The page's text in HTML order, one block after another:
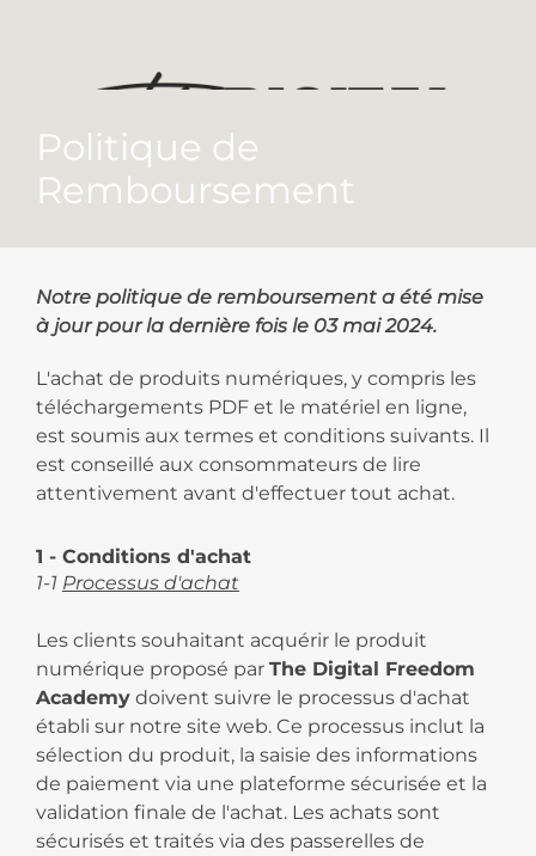
Politique de
Remboursement
Notre politique de remboursement a été mise
à jour pour la dernière fois le 03 mai 2024.
L'achat de produits numériques, y compris les
téléchargements PDF et le matériel en ligne,
est soumis aux termes et conditions suivants. Il
est conseillé aux consommateurs de lire
attentivement avant d'effectuer tout achat.
1 - Conditions d'achat
1-1 Processus d'achat
Les clients souhaitant acquérir le produit
numérique proposé par The Digital Freedom
Academy doivent suivre le processus d'achat
établi sur notre site web. Ce processus inclut la
sélection du produit, la saisie des informations
de paiement via une plateforme sécurisée et la
validation finale de l'achat. Les achats sont
sécurisés et traités via des passerelles de